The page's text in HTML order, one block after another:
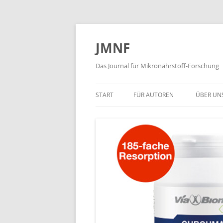
JMNF
Das Journal für Mikronährstoff-Forschung
START FÜR AUTOREN ÜBER